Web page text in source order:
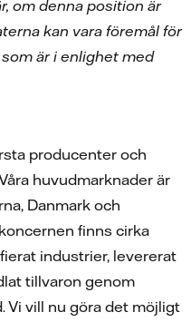
om denna position är
kan vara föremål för
är i enlighet med
producenter och
huvudmarknader är
Danmark och
finns cirka
industrier, levererat
tillvaron genom
Vi vill nu göra det möjligt